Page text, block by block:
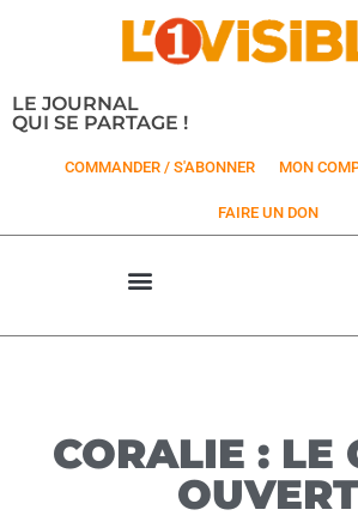
LE JOURNAL
QUI SE PARTAGE !
COMMANDER / S'ABONNER MON
FAIRE UN DON
CORALIE :
OUVERT